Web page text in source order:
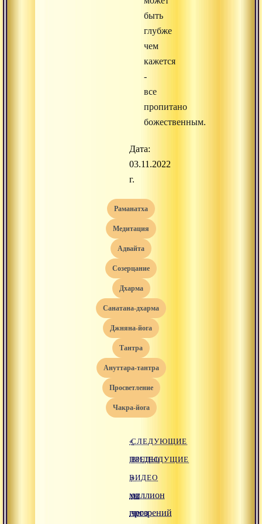
быть
глубже
чем
кажется
-
все
пропитано
божественным.
Дата:
03.11.2022
г.
раманатха
медитация
адвайта
созерцание
дхарма
санатана-дхарма
джняна-йога
тантра
ануттара-тантра
просветление
чакра-йога
«
ПРЕДЫДУЩИЕ
ВИДЕО
миллион
прозрений
СЛЕДУЮЩИЕ
ВИДЕО
»
от
чего